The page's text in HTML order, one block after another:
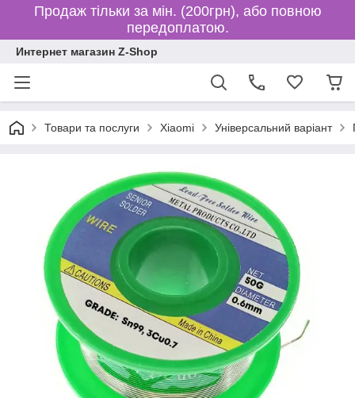
Продаж тільки за мін. (200грн), або повною
передоплатою.
Интернет магазин Z-Shop
Товари та послуги Xiaomi Універсальний варіант